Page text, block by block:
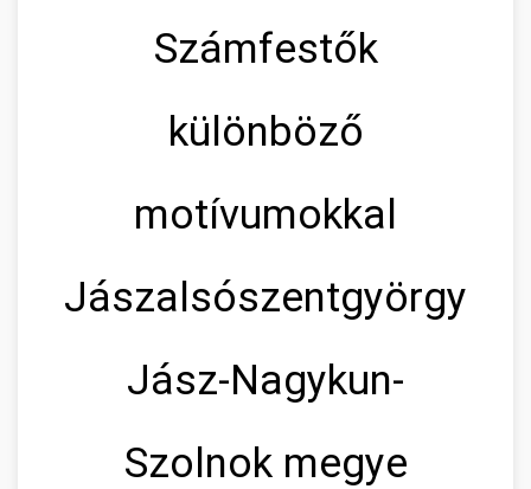
Számfestők
különböző
motívumokkal
Jászalsószentgyörgy
Jász-Nagykun-
Szolnok megye